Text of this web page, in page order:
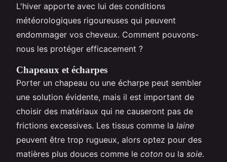
L'hiver apporte avec lui des conditions
météorologiques rigoureuses qui peuvent
endommager vos cheveux. Comment pouvons-
nous les protéger efficacement ?
Chapeaux et écharpes
Porter un chapeau ou une écharpe peut sembler
une solution évidente, mais il est important de
choisir des matériaux qui ne causeront pas de
frictions excessives. Les tissus comme la laine
peuvent être trop rugueux, alors optez pour des
matières plus douces comme le coton ou la soie.